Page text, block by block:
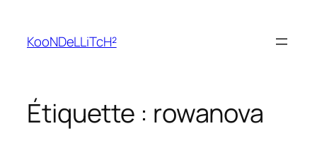
contenu
KooNDeLLiTcH²
Étiquette : rowanova